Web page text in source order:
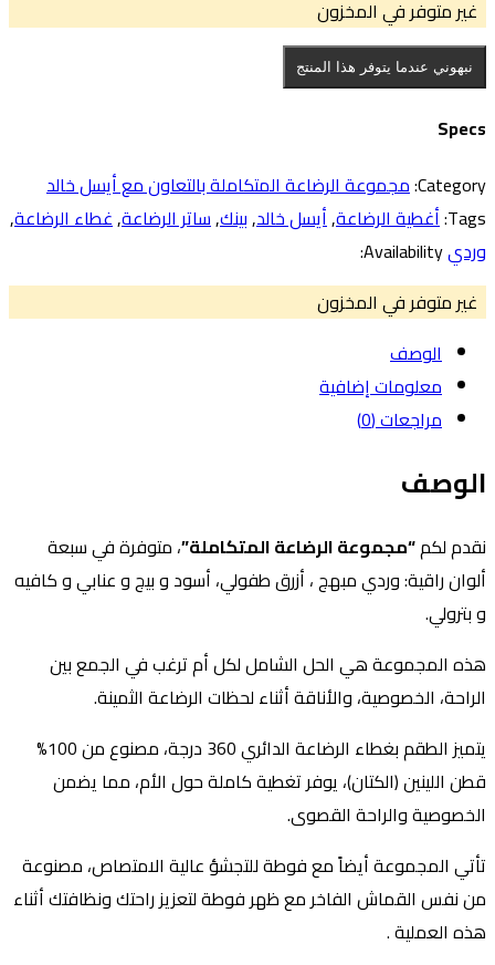
غير متوفر في المخزون
نبهوني عندما يتوفر هذا المنتج
مجموعة الرضاعة المتكاملة بالتعاون مع أيسل خالد
أغطية الرضاعة,أيسل خالد,بينك,ساتر الرضاعة,غطاء الرضاعة,
Availability:
غير متوفر في المخزون
الوصف
معلومات إضافية
مراجعات (0)
لكم“مجموعة الرضاعة المتكاملة”، متوفرة في سبعة
راقية: وردي مبهج ، أزرق طفولي، أسود و بيج و عنابي و كافيه
بترولي.
المجموعة هي الحل الشامل لكل أم ترغب في الجمع بين
الخصوصية، والأناقة أثناء لحظات الرضاعة الثمينة.
يتميز الطقم بغطاء الرضاعة الدائري 360 درجة، مصنوع من 100%
اللينين (الكتان)، يوفر تغطية كاملة حول الأم، مما يضمن
والراحة القصوى.
المجموعة أيضاً مع فوطة للتجشؤ عالية الامتصاص، مصنوعة
نفس القماش الفاخر مع ظهر فوطة لتعزيز راحتك ونظافتك أثناء
العملية .